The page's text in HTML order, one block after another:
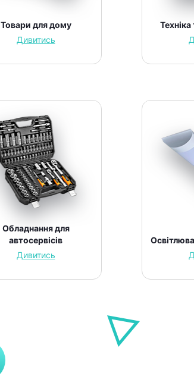
Товари для дому
Дивитись
Обладнання для
автосервісів
Дивитись